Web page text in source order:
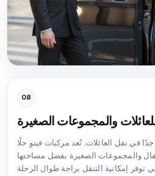
08
والمجموعات الصغيرة
في نقل العائلات. تُعد مركبات فيتو حلًا
أطفال والمجموعات الصغيرة بفضل مساحتها